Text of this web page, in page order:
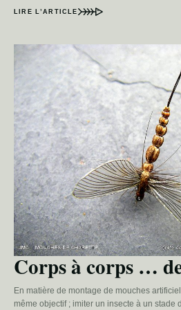
LIRE L’ARTICLE
Corps à corps …
En matière de montage de mouches
même objectif ; imiter un insecte à un stade